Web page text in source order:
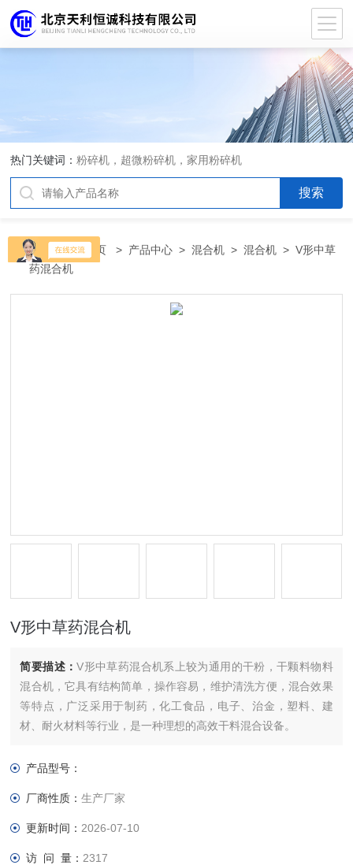
热门关键词：粉碎机，超微粉碎机，家用粉碎机
当前位置：首页 > 产品中心 >混合机 >混合机 > V形中草
药混合机
V形中草药混合机
简要描述：V形中草药混合机系上较为通用的干粉，干颗料物料
混合机，它具有结构简单，操作容易，维护清洗方便，混合效果
等特点，广泛采用于制药，化工食品，电子、治金，塑料、建
材、耐火材料等行业，是一种理想的高效干料混合设备。
产品型号：
厂商性质：生产厂家
更新时间： 2026-07-10
访 问 量： 2317